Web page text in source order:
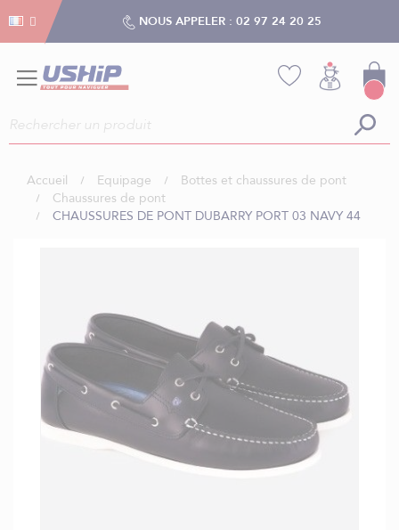
NOUS APPELER : 02 97 24 20 25
Accueil Equipage
Bottes et chaussures de pont
Chaussures de pont
CHAUSSURES DE PONT DUBARRY PORT 03 NAVY 44
the
images
gallery
Gestion des cookies
Gestion des cookies